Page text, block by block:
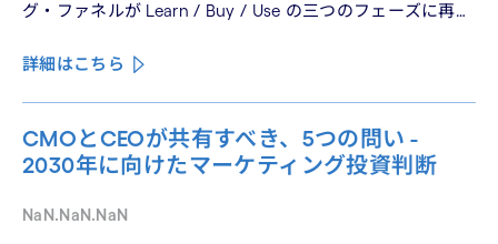
グ・ファネルが Learn / Buy / Use の三つのフェーズに再構
パーソナライゼーションの罠を、第3回では Learn フェーズ
CMO と CEO が共有すべき5つの問いを論じた。シリーズ
の最終回となる本稿は、これらの議論を日本市場の文脈に
「顧客との関係構築」が、世界で勝てる時代が、いま始
詳細はこちら
CMOとCEOが共有すべき、5つの問い -
2030年に向けたマーケティング投資判断
NaN.NaN.NaN